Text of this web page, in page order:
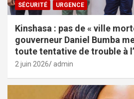
SÉCURITÉ URGENCE
Kinshasa : pas de « ville
gouverneur Daniel Bumba
toute tentative de trouble à
2 juin 2026 admin